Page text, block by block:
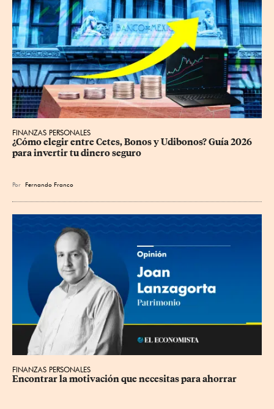
FINANZAS PERSONALES
¿Cómo elegir entre Cetes, Bonos y Udibonos? Guía 2026
para invertir tu dinero seguro
Por Fernando Franco
FINANZAS PERSONALES
Encontrar la motivación que necesitas para ahorrar